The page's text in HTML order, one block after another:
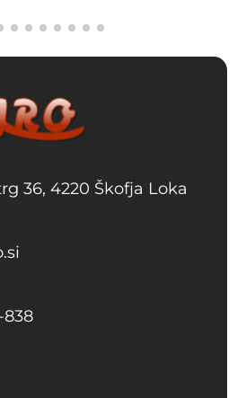
36, 4220 Škofja Loka
838